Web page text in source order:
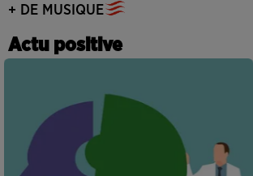
+ DE MUSIQUE
Actu positive